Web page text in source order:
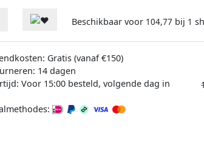
Beschikbaar voor 104,77 bij 1
Gratis (vanaf €150)
14 dagen
Voor 15:00 besteld, volgende dag in